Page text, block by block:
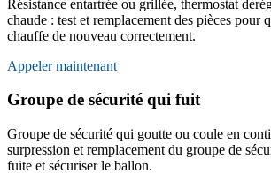
Résistance entartrée ou grillée, thermostat
chaude : test et remplacement des pièces pour
chauffe de nouveau correctement.
Appeler maintenant
Groupe de sécurité qui fuit
Groupe de sécurité qui goutte ou coule en
surpression et remplacement du groupe de
fuite et sécuriser le ballon.